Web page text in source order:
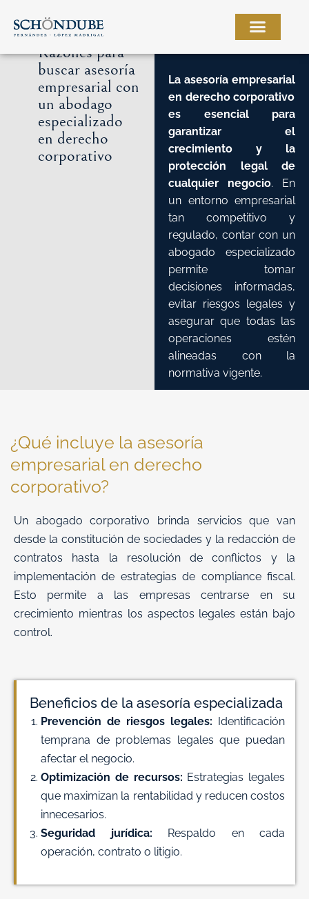
contenido
Razones para
buscar asesoría
empresarial con
un abodago
especializado
en derecho
corporativo
La asesoría empresarial
en derecho corporativo
es esencial para
garantizar el
crecimiento y la
protección legal de
cualquier negocio. En
un entorno empresarial
tan competitivo y
regulado, contar con un
abogado especializado
permite tomar
decisiones informadas,
evitar riesgos legales y
asegurar que todas las
operaciones estén
alineadas con la
normativa vigente.
¿Qué incluye la asesoría
empresarial en derecho
corporativo?
Un abogado corporativo brinda servicios que van
desde la constitución de sociedades y la redacción de
contratos hasta la resolución de conflictos y la
implementación de estrategias de compliance fiscal.
Esto permite a las empresas centrarse en su
crecimiento mientras los aspectos legales están bajo
control.
Beneficios de la asesoría especializada
Prevención de riesgos legales: Identificación
temprana de problemas legales que puedan
afectar el negocio.
Optimización de recursos: Estrategias legales
que maximizan la rentabilidad y reducen costos
innecesarios.
Seguridad jurídica: Respaldo en cada
operación, contrato o litigio.